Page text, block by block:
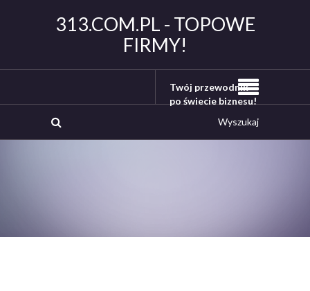
313.COM.PL - TOPOWE
FIRMY!
Twój przewodnik
po świecie biznesu!